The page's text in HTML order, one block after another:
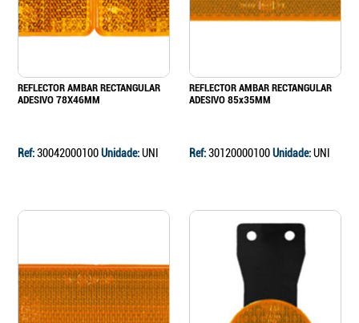
REFLECTOR AMBAR RECTANGULAR
ADESIVO 78X46MM
Ref:30042000100Unidade:UNI
REFLECTOR AMBAR RECTANGULAR
ADESIVO 85x35MM
Ref:30120000100Unidade:UNI